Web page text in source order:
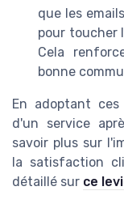
que les
pour toucher
Cela
bonne
En adoptant ces
d'un service
savoir plus sur
la satisfaction
détaillé sur ce